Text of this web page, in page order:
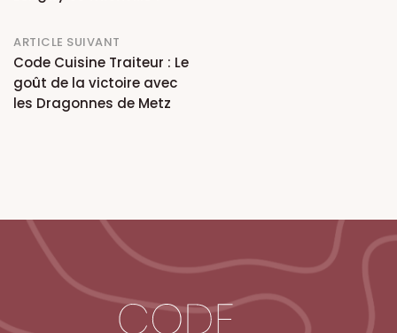
ARTICLE SUIVANT
Code Cuisine Traiteur : Le
goût de la victoire avec
les Dragonnes de Metz